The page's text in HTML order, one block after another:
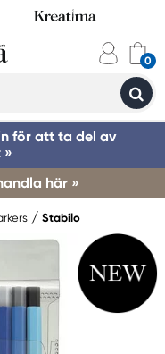
för att ta del av
»
här »
Stabilo